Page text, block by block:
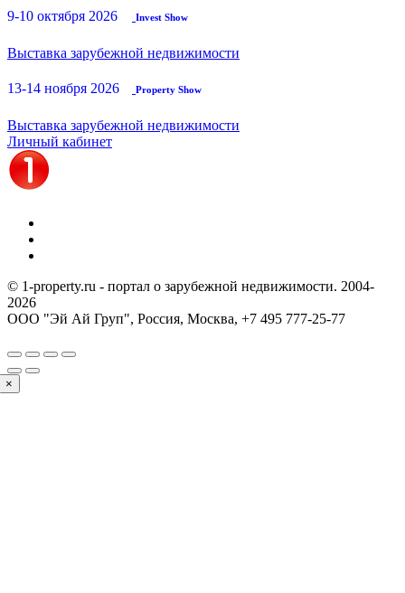
9-10 октября 2026 Invest Show
Выставка зарубежной недвижимости
13-14 ноября 2026 Property Show
Выставка зарубежной недвижимости
Личный кабинет
© 1-property.ru - портал о зарубежной недвижимости. 2004-
2026
ООО "Эй Ай Груп", Россия, Москва, +7 495 777-25-77
×